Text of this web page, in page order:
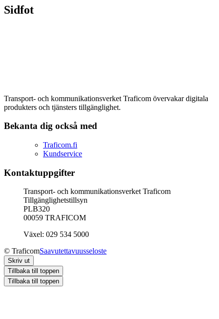
Sidfot
Transport- och kommunikationsverket Traficom övervakar digitala
produkters och tjänsters tillgänglighet.
Bekanta dig också med
Traficom.fi
Kundservice
Kontaktuppgifter
Transport- och kommunikationsverket Traficom
Tillgänglighetstillsyn
PLB320
00059 TRAFICOM
Växel: 029 534 5000
© TraficomSaavutettavuusseloste
Skriv ut
Tillbaka till toppen
Tillbaka till toppen